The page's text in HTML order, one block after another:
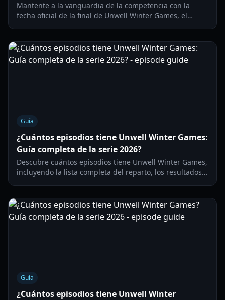
Mantente a la vanguardia de la competencia con la
fecha oficial de la final de Unwell Winter Games, el
Guía
¿Cuántos episodios tiene Unwell Winter Games:
Guía completa de la serie 2026?
Descubre cuántos episodios tiene Unwell Winter Games,
incluyendo la lista completa del reparto, los resultados
Guía
¿Cuántos episodios tiene Unwell Winter